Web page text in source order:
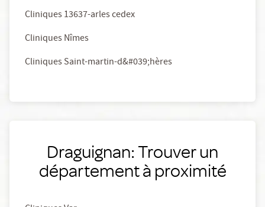
Cliniques 13637-arles cedex
Cliniques Nîmes
Cliniques Saint-martin-d&#039;hères
Draguignan: Trouver un
département à proximité